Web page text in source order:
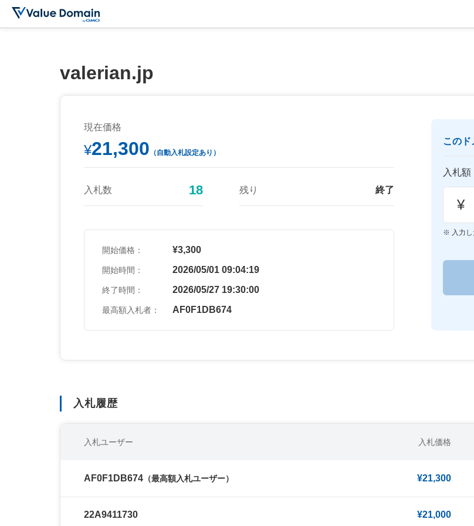
valerian.jp
現在価格
¥21,300 （自動入札設定あり）
入札数 18 残り 終了
開始価格： ¥3,300
開始時間： 2026/05/01 09:04:19
終了時間： 2026/05/27 19:30:00
最高額入札者： AF0F1DB674
この
入札額
¥
入力
入札履歴
入札ユーザー 入札価格
AF0F1DB674 （最高額入札ユーザー） ¥21,300
22A9411730 ¥21,000